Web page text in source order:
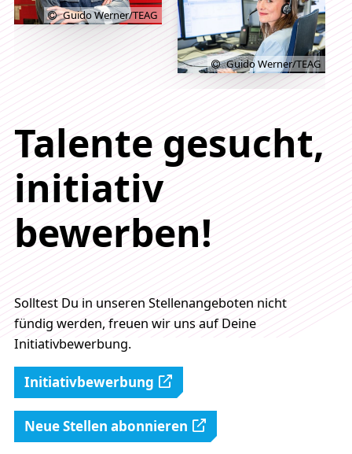
Talente gesucht,
initiativ
bewerben!
Solltest Du in unseren Stellenangeboten nicht
fündig werden, freuen wir uns auf Deine
Initiativbewerbung.
Initiativbewerbung
Neue Stellen abonnieren
Guido Werner/TEAG
Guido Werner/TEAG